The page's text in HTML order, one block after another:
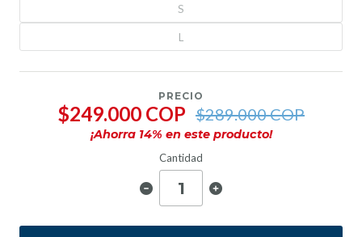
S
L
PRECIO
$249.000 COP $289.000 COP
¡Ahorra 14% en este producto!
Cantidad